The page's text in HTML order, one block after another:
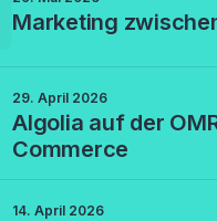
Marketing
29. April 2026
Algolia auf der
Commerce
14. April 2026